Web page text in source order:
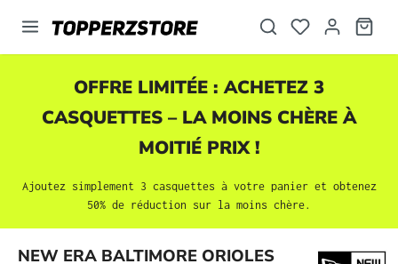
principal
OFFRE LIMITÉE : ACHETEZ 3
CASQUETTES – LA MOINS CHÈRE À
MOITIÉ PRIX !
Ajoutez simplement 3 casquettes à votre panier et obtenez
50% de réduction sur la moins chère.
NEW ERA BALTIMORE ORIOLES